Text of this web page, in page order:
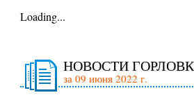
Loading...
НОВОСТИ
за 09 июня 2022 г.